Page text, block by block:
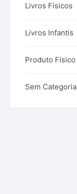
Livros Físicos
Livros Infantis
Produto Físico
Sem Categoria